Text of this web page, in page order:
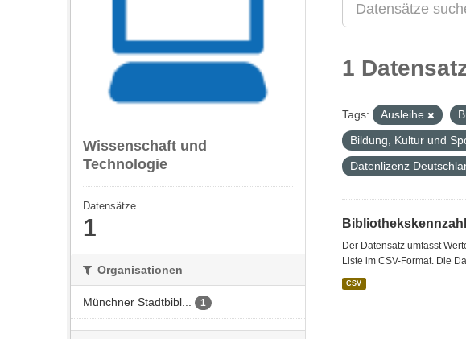
Wissenschaft und
Technologie
Datensätze
1
Organisationen
Münchner Stadtbibl... 1
1
Tags: Ausleihe
Bildung, Kultur und
Datenlizenz
Der Datensatz umfasst
Liste im CSV-Format. Die
CSV